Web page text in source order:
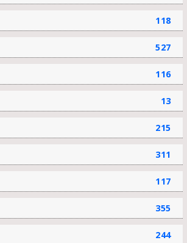
118
527
116
13
215
311
117
355
244